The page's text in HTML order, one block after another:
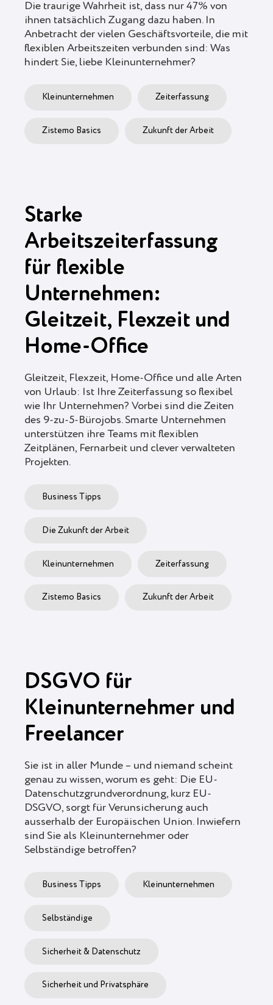
Die traurige Wahrheit ist, dass nur 47% von
ihnen tatsächlich Zugang dazu haben. In
Anbetracht der vielen Geschäftsvorteile, die mit
flexiblen Arbeitszeiten verbunden sind: Was
hindert Sie, liebe Kleinunternehmer?
Kleinunternehmen Zeiterfassung
Zistemo Basics Zukunft der Arbeit
Starke
Arbeitszeiterfassung
für flexible
Unternehmen:
Gleitzeit, Flexzeit und
Home-Office
Gleitzeit, Flexzeit, Home-Office und alle Arten
von Urlaub: Ist Ihre Zeiterfassung so flexibel
wie Ihr Unternehmen? Vorbei sind die Zeiten
des 9-zu-5-Bürojobs. Smarte Unternehmen
unterstützen ihre Teams mit flexiblen
Zeitplänen, Fernarbeit und clever verwalteten
Projekten.
Business Tipps
Die Zukunft der Arbeit
Kleinunternehmen Zeiterfassung
Zistemo Basics Zukunft der Arbeit
DSGVO für
Kleinunternehmer und
Freelancer
Sie ist in aller Munde – und niemand scheint
genau zu wissen, worum es geht: Die EU-
Datenschutzgrundverordnung, kurz EU-
DSGVO, sorgt für Verunsicherung auch
ausserhalb der Europäischen Union. Inwiefern
sind Sie als Kleinunternehmer oder
Selbständige betroffen?
Business Tipps Kleinunternehmen
Selbständige
Sicherheit & Datenschutz
Sicherheit und Privatsphäre